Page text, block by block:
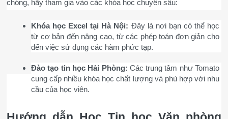
chóng, hãy tham gia vào các khóa học chuyên sâu:
Khóa học Excel tại Hà Nội: Đây là nơi bạn có thể học
từ cơ bản đến nâng cao, từ các phép toán đơn giản cho
đến việc sử dụng các hàm phức tạp.
Đào tạo tin học Hải Phòng: Các trung tâm như Tomato
cung cấp nhiều khóa học chất lượng và phù hợp với nhu
cầu của học viên.